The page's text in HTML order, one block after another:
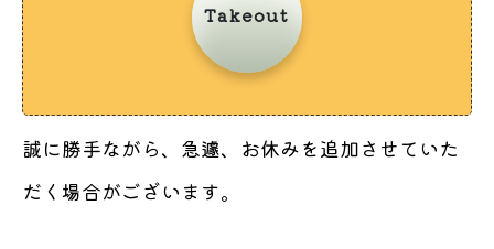
Takeout
誠に勝手ながら、急遽、お休みを追加させていた
だく場合がございます。